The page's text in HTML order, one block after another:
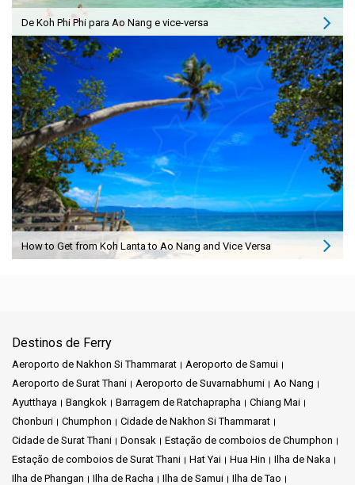
De Koh Phi Phi para Ao Nang e vice-versa
How to Get from Koh Lanta to Ao Nang and Vice Versa
Destinos de Ferry
Aeroporto de Nakhon Si Thammarat
Aeroporto de Samui
Aeroporto de Surat Thani
Aeroporto de Suvarnabhumi
Ao Nang
Ayutthaya
Bangkok Barragem de Ratchaprapha
Chiang Mai
Chonburi
Chumphon
Cidade de Nakhon Si Thammarat
Cidade de Surat Thani
Donsak
Estação de comboios de Chumphon
Estação de comboios de Surat Thani
Hat Yai Hua Hin
Ilha de Naka
Ilha de Phangan
Ilha de Racha Ilha de Samui
Ilha de Tao